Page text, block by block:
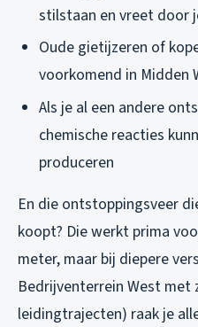
stilstaan en vreet door
Oude gietijzeren of
voorkomend in Midden
Als je al een andere
chemische reacties
produceren
En die ontstoppingsveer
koopt? Die werkt prima
meter, maar bij diepere
Bedrijventerrein West met
leidingtrajecten) raak je